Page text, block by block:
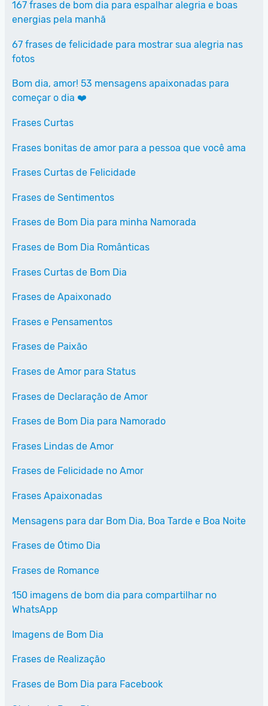
167 frases de bom dia para espalhar alegria e boas
energias pela manhã
67 frases de felicidade para mostrar sua alegria nas
fotos
Bom dia, amor! 53 mensagens apaixonadas para
começar o dia ❤️
Frases Curtas
Frases bonitas de amor para a pessoa que você ama
Frases Curtas de Felicidade
Frases de Sentimentos
Frases de Bom Dia para minha Namorada
Frases de Bom Dia Românticas
Frases Curtas de Bom Dia
Frases de Apaixonado
Frases e Pensamentos
Frases de Paixão
Frases de Amor para Status
Frases de Declaração de Amor
Frases de Bom Dia para Namorado
Frases Lindas de Amor
Frases de Felicidade no Amor
Frases Apaixonadas
Mensagens para dar Bom Dia, Boa Tarde e Boa Noite
Frases de Ótimo Dia
Frases de Romance
150 imagens de bom dia para compartilhar no
WhatsApp
Imagens de Bom Dia
Frases de Realização
Frases de Bom Dia para Facebook